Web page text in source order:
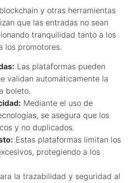
y otras herramientas
que las entradas no sean
tranquilidad tanto a los
los promotores.
Las plataformas pueden
validan automáticamente la
boleto.
Mediante el uso de
se asegura que los
y no duplicados.
Estas plataformas limitan los
protegiendo a los
la trazabilidad y seguridad al